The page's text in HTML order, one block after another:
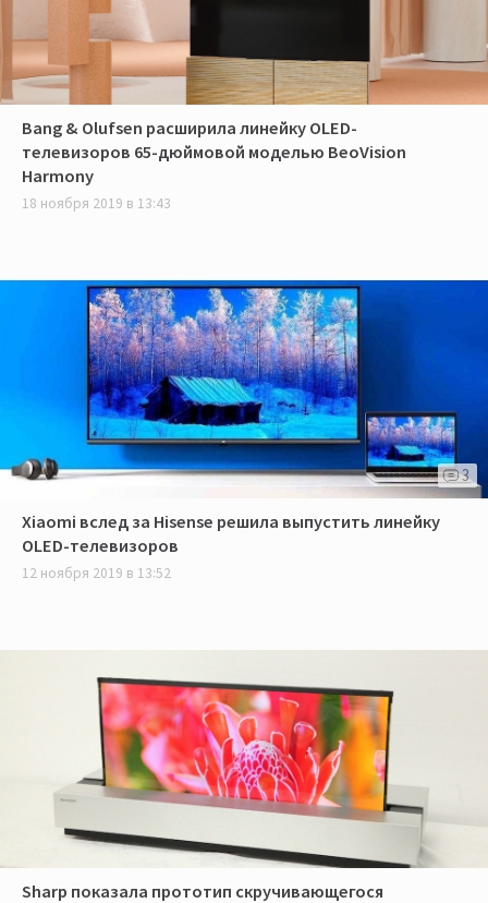
Bang & Olufsen расширила линейку OLED-
телевизоров 65-дюймовой моделью BeoVision
Harmony
18 ноября 2019 в 13:43
3
Xiaomi вслед за Hisense решила выпустить линейку
OLED-телевизоров
12 ноября 2019 в 13:52
Sharp показала прототип скручивающегося